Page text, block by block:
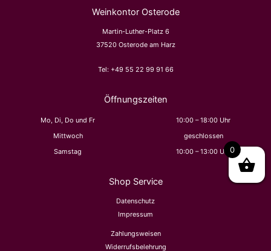
Weinkontor Osterode
Martin-Luther-Platz 6
37520 Osterode am Harz
Tel: +49 55 22 99 91 66
Öffnungszeiten
Mo, Di, Do und Fr
10:00 – 18:00 Uhr
Mittwoch
geschlossen
Samstag
10:00 – 13:00 Uhr
Shop Service
Datenschutz
Impressum
Zahlungsweisen
Widerrufsbelehrung
0